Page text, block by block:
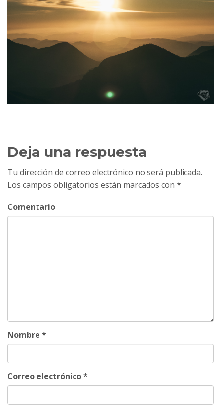
Deja una respuesta
Tu dirección de correo electrónico no será publicada.
Los campos obligatorios están marcados con *
Comentario
Nombre *
Correo electrónico*